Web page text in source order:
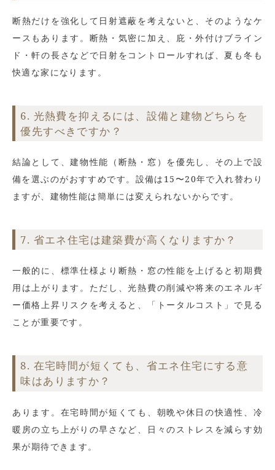
断熱だけを強化して日射遮蔽を考えないと、そのようなケ
ースもあります。断熱・気密に加え、庇・外付けブライン
ド・軒の長さなどで日射をコントロールすれば、夏も冬も
快適な家になります。
6. 光熱費を抑えるには、設備と建物どちらを
優先すべきですか？
結論として、建物性能（断熱・窓）を優先し、その上で設
備を選ぶのがおすすめです。設備は15〜20年で入れ替わり
ますが、建物性能は簡単には変えられないからです。
7. 省エネ住宅は建築費が高くなりますか？
一般的に、標準仕様より断熱・窓の性能を上げると初期費
用は上がります。ただし、光熱費の削減や将来のエネルギ
ー価格上昇リスクを考えると、「トータルコスト」で見る
ことが重要です。
8. 在宅時間が短くても、省エネ住宅にする意
味はありますか？
あります。在宅時間が短くても、朝晩や休日の快適性、冷
暖房の立ち上がりの早さなど、日々のストレスを減らす効
果が期待できます。